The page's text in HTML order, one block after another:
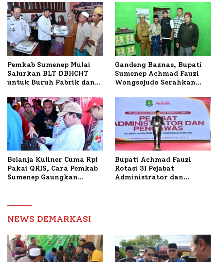
Terbakar
Sumenep Tinjau Langsung
Budidaya Lele dan Ayam
Petelur di Desa Bataal
Timur
Pemkab Sumenep Mulai
Salurkan BLT DBHCHT
untuk Buruh Pabrik dan
Gandeng Baznas, Bupati
Sumenep Achmad Fauzi
Wongsojudo Serahkan
Dua Kecamatan
Belanja Kuliner Cuma Rp1
Pakai QRIS, Cara Pemkab
Sumenep Gaungkan
Bupati Achmad Fauzi
Rotasi 31 Pejabat
Administrator dan
NEWS DEMARKASI